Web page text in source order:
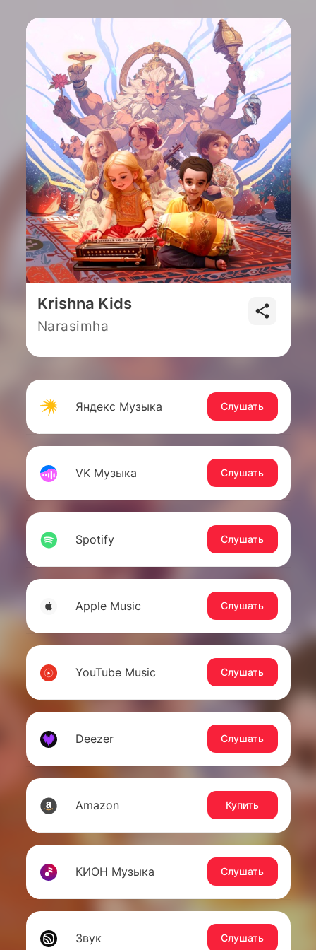
Krishna Kids
Narasimha
Яндекс Музыка Слушать
VK Музыка Слушать
Spotify Слушать
Apple Music Слушать
YouTube Music Слушать
Deezer Слушать
Amazon Купить
КИОН Музыка Слушать
Звук Слушать